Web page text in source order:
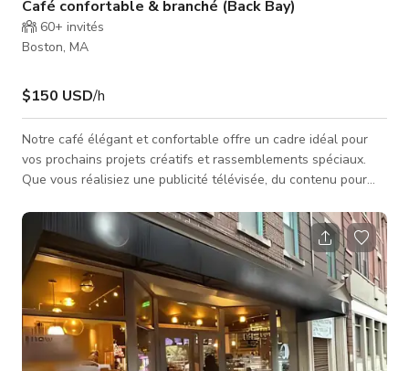
Café confortable & branché (Back Bay)
60+ invités
Boston, MA
$150 USD/h
Notre café élégant et confortable offre un cadre idéal pour
vos prochains projets créatifs et rassemblements spéciaux.
Que vous réalisiez une publicité télévisée, du contenu pour
café est le meilleur choix pour vous ! L'espace peut accueillir
jusqu'à 110 personnes. Parfait pour : Scènes de film & TV,
tournages publicitaires, interviews Photographie éditoriale &
lifestyle Pop-ups, événements privés, occasions spécia